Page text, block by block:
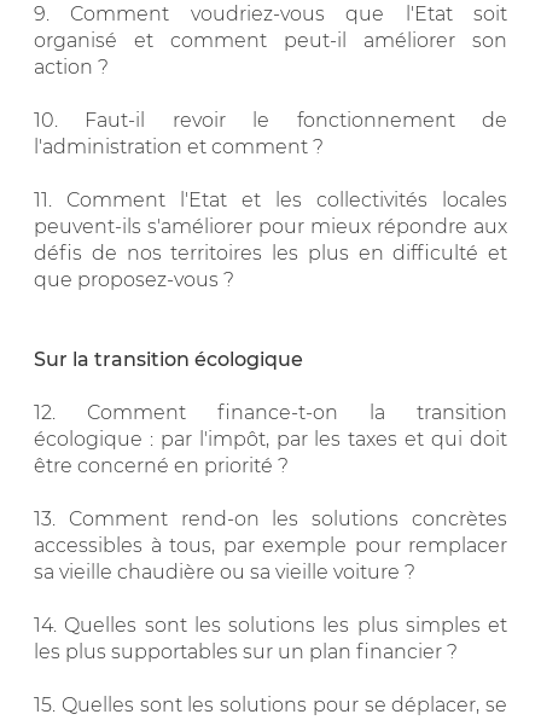
9. Comment voudriez-vous que l'Etat soit
organisé et comment peut-il améliorer son
action ?
10. Faut-il revoir le fonctionnement de
l'administration et comment ?
11. Comment l'Etat et les collectivités locales
peuvent-ils s'améliorer pour mieux répondre aux
défis de nos territoires les plus en difficulté et
que proposez-vous ?
Sur la transition écologique
12. Comment finance-t-on la transition
écologique : par l'impôt, par les taxes et qui doit
être concerné en priorité ?
13. Comment rend-on les solutions concrètes
accessibles à tous, par exemple pour remplacer
sa vieille chaudière ou sa vieille voiture ?
14. Quelles sont les solutions les plus simples et
les plus supportables sur un plan financier ?
15. Quelles sont les solutions pour se déplacer, se